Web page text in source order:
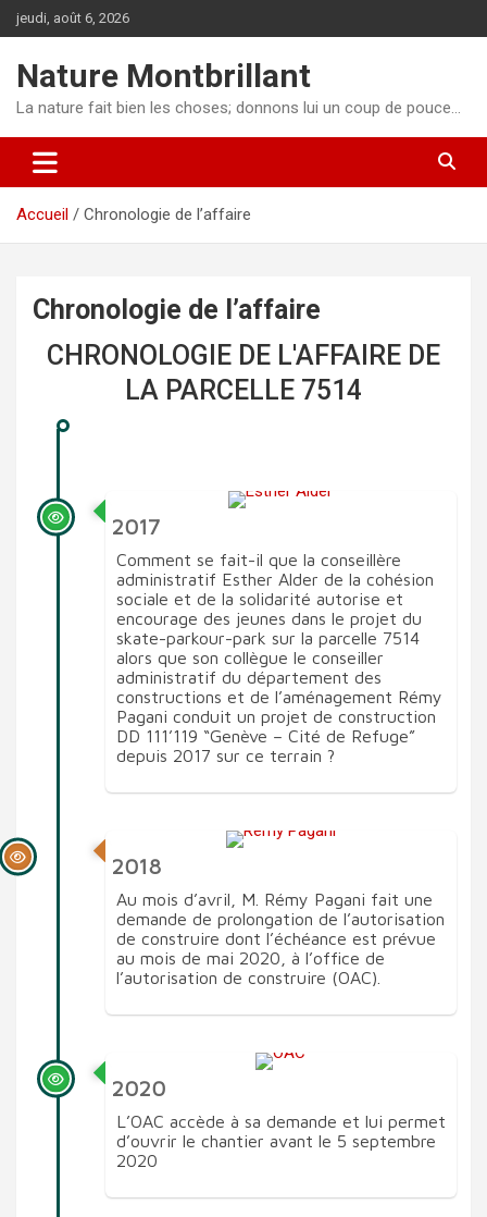
Aller
au
jeudi, août 6, 2026
Nature Montbrillant
La nature fait bien les choses; donnons lui un coup de pouce…
Accueil Chronologie de l’affaire
Chronologie de l’affaire
CHRONOLOGIE DE L'AFFAIRE DE
LA PARCELLE 7514
2017
Comment se fait-il que la conseillère
administratif Esther Alder de la cohésion
sociale et de la solidarité autorise et
encourage des jeunes dans le projet du
skate-parkour-park sur la parcelle 7514
alors que son collègue le conseiller
administratif du département des
constructions et de l’aménagement Rémy
Pagani conduit un projet de construction
DD 111’119 “Genève – Cité de Refuge”
depuis 2017 sur ce terrain ?
2018
Au mois d’avril, M. Rémy Pagani fait une
demande de prolongation de l’autorisation
de construire dont l’échéance est prévue
au mois de mai 2020, à l’office de
l’autorisation de construire (OAC).
2020
L’OAC accède à sa demande et lui permet
d’ouvrir le chantier avant le 5 septembre
2020